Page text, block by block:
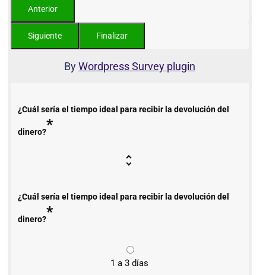
ByWordpress Survey plugin
¿Cuál sería el tiempo ideal para recibir la devolución del
dinero?*
¿Cuál sería el tiempo ideal para recibir la devolución del
dinero?*
1 a 3 días